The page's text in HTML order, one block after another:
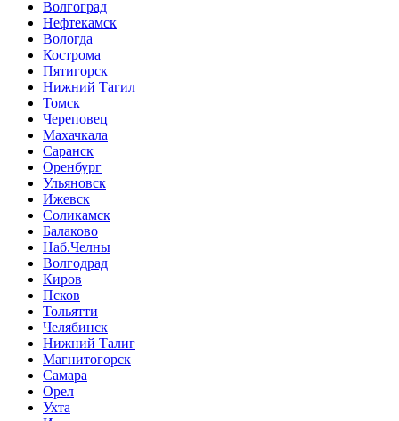
Волгоград
Нефтекамск
Вологда
Кострома
Пятигорск
Нижний Тагил
Томск
Череповец
Махачкала
Саранск
Оренбург
Ульяновск
Ижевск
Соликамск
Балаково
Наб.Челны
Волгодрад
Киров
Псков
Тольятти
Челябинск
Нижний Талиг
Магнитогорск
Самара
Орел
Ухта